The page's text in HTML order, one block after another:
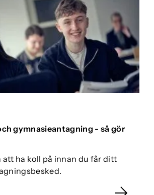
gymnasieantagning - så gör
ha koll på innan du får ditt